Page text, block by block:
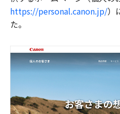
https://personal.canon.jp/）
た。